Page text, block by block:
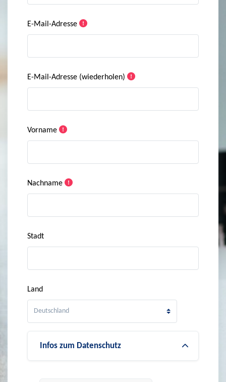
E-Mail-Adresse
E-Mail-Adresse (wiederholen)
Vorname
Nachname
Stadt
Land
Infos zum Datenschutz